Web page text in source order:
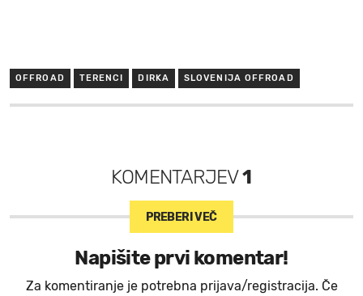
OFFROAD TERENCI DIRKA SLOVENIJA OFFROAD
KOMENTARJEV1
PREBERI VEČ
Napišite prvi komentar!
Za komentiranje je potrebna prijava/registracija. Če